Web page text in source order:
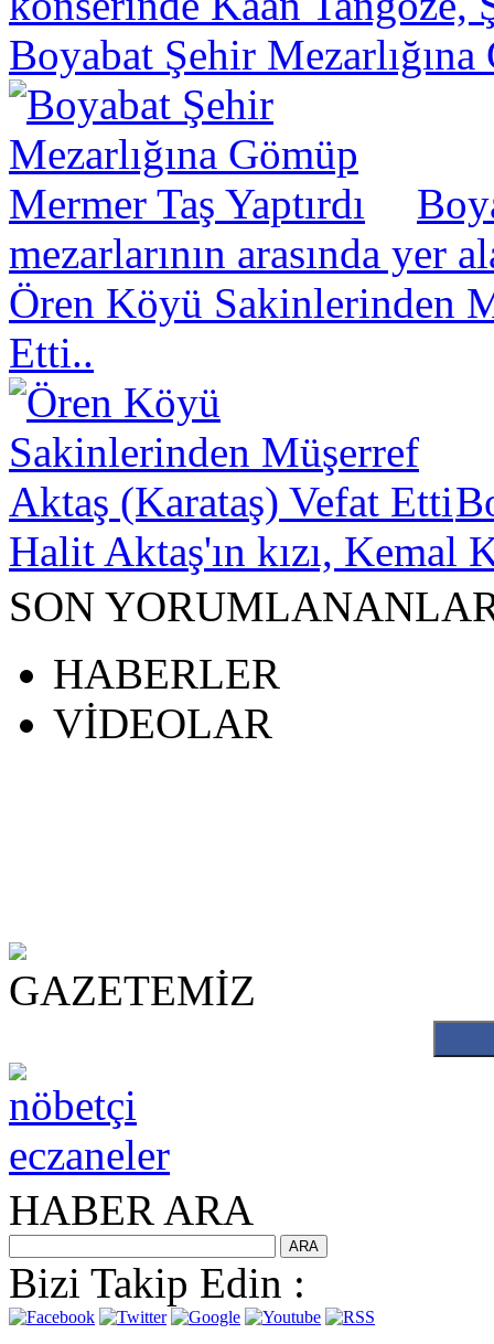
Boyabat Şehir Mezarlığına
mezarlarının arasında yer
Ören Köyü Sakinlerinden
Etti..
Halit Aktaş'ın kızı, Kemal
SON
HABERLER
VİDEOLAR
GAZETEMİZ
HABER ARA
Bizi Takip Edin :